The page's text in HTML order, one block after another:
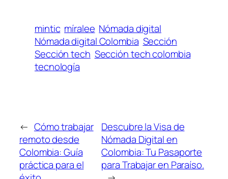
mintic míralee Nómada digital
Nómada digital Colombia Sección
Sección tech Sección tech colombia
tecnología
← Cómo trabajar
remoto desde
Colombia: Guía
práctica para el
Descubre la Visa de
Nómada Digital en
Colombia: Tu Pasaporte
para Trabajar en Paraíso.